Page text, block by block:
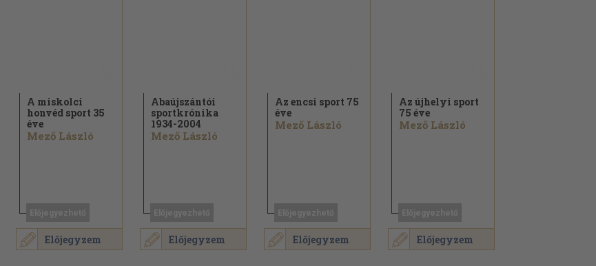
Előjegyzem
A miskolci
honvéd sport 35
éve
Mező László
Előjegyzem
Abaújszántói
sportkrónika
1934-2004
Mező László
Előjegyzem
Az encsi sport 75
éve
Mező László
Előjegyzem
Az újhelyi sport
75 éve
Mező László